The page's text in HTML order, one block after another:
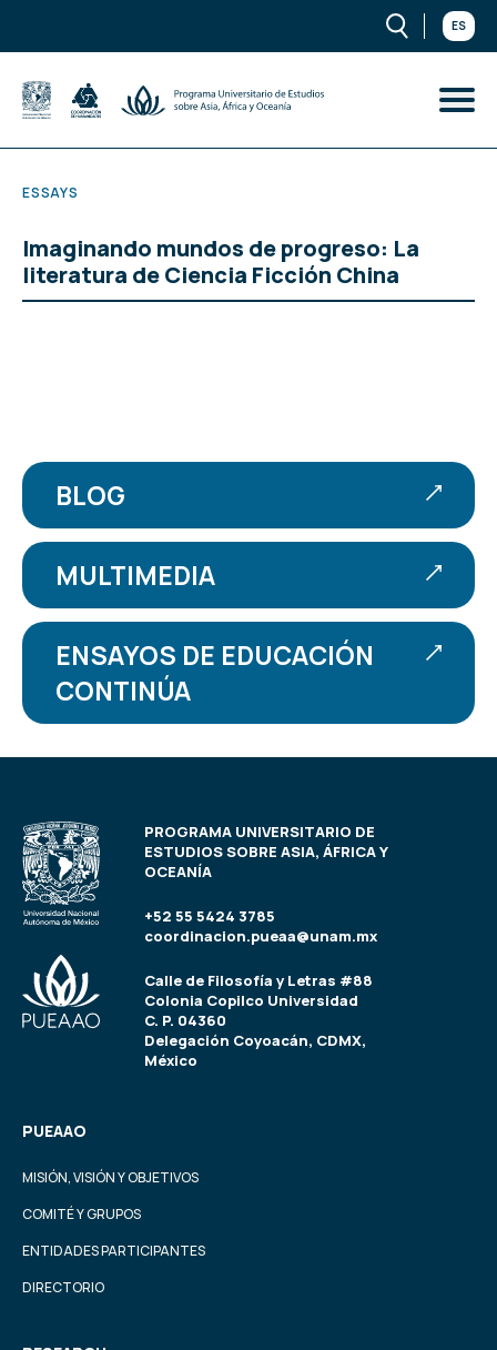
ES
ESSAYS
Imaginando mundos de progreso: La
literatura de Ciencia Ficción China
BLOG
MULTIMEDIA
ENSAYOS DE EDUCACIÓN
CONTINÚA
PROGRAMA UNIVERSITARIO DE
ESTUDIOS SOBRE ASIA, ÁFRICA Y
OCEANÍA
+52 55 5424 3785
coordinacion.pueaa@unam.mx
Calle de Filosofía y Letras #88
Colonia Copilco Universidad
C. P. 04360
Delegación Coyoacán, CDMX,
México
PUEAAO
MISIÓN, VISIÓN Y OBJETIVOS
COMITÉ Y GRUPOS
ENTIDADES PARTICIPANTES
DIRECTORIO